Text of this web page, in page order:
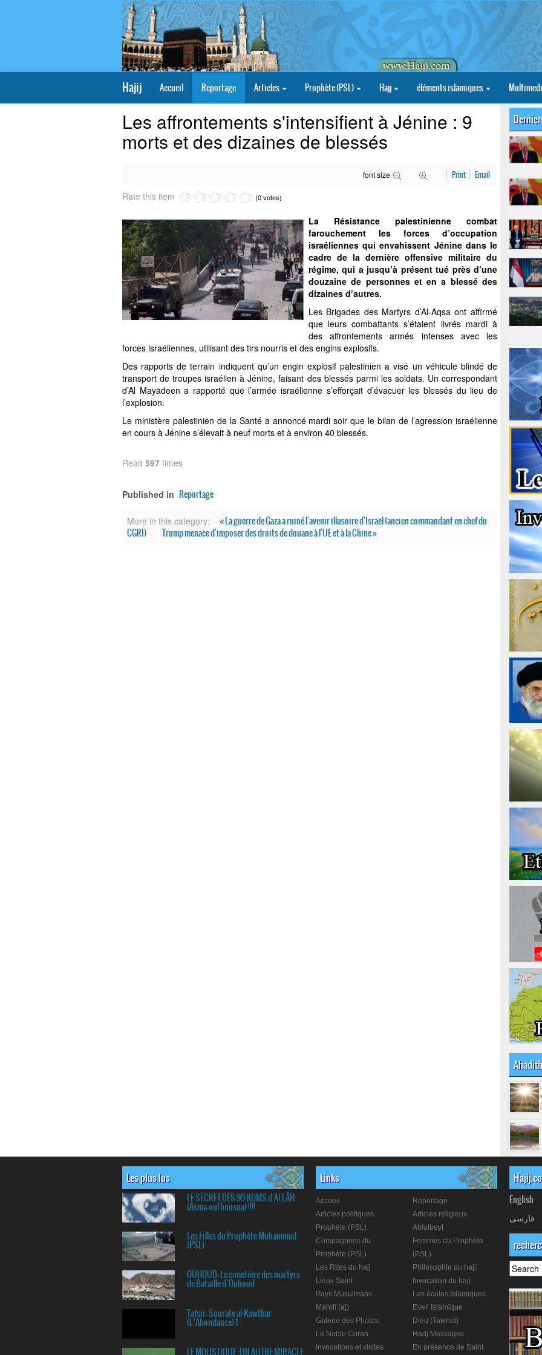
Hajij Accueil Reportage Articles Prophète (PSL) Hajj éléments islamiques
Les affrontements s'intensifient à Jénine : 9
morts et des dizaines de blessés
font size Print Email
Rate this item (0 votes)
La Résistance palestinienne combat
farouchement les forces d’occupation
israéliennes qui envahissent Jénine dans le
cadre de la dernière offensive militaire du
régime, qui a jusqu’à présent tué près d’une
douzaine de personnes et en a blessé des
dizaines d’autres.
Les Brigades des Martyrs d’Al-Aqsa ont affirmé
que leurs combattants s’étaient livrés mardi à
des affrontements armés intenses avec les
forces israéliennes, utilisant des tirs nourris et des engins explosifs.
Des rapports de terrain indiquent qu’un engin explosif palestinien a visé un véhicule blindé de
transport de troupes israélien à Jénine, faisant des blessés parmi les soldats. Un correspondant
d’Al Mayadeen a rapporté que l’armée israélienne s’efforçait d’évacuer les blessés du lieu de
l’explosion.
Le ministère palestinien de la Santé a annoncé mardi soir que le bilan de l’agression israélienne
en cours à Jénine s’élevait à neuf morts et à environ 40 blessés.
Read 597 times
Published in Reportage
More in this category:
« La guerre de Gaza a ruiné l'avenir illusoire d'Israël (ancien commandant en chef du
CGRI)
Trump menace d'imposer des droits de douane à l'UE et à la Chine »
Ahadith
Les plus lus
LE SECRET DES 99 NOMS d'ALLÂH
(Asma-oul housna) !!!!
Les Filles du Prophète Muhammad
(PSL)
OUHOUD: Le cimetière des martyrs
de Bataille d`Ouhoud
Tafsir: Sourate al-Kawthar
(L’Abondance) 1
LE MOUSTIQUE :UN AUTRE MIRACLE
Links
Accueil
Reportage
Articles politiques
Articles religieux
Prophète (PSL)
Ahlulbeyt
Compagnons du
Prophète (PSL)
Femmes du Prophète
(PSL)
Les Rites du hajj
Philosophie du hajj
Lieux Saint
Invocation du hajj
Pays Musulmans
Les écoles Islamiques
Mahdi (aj)
Eveil Islamique
Galerie des Photos
Dieu (Tawhid)
Le Noble Coran
Hadj Messages
Invocations et visites
En présence de Saint
English
فارسی